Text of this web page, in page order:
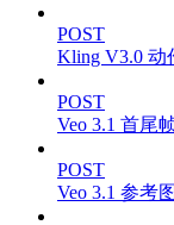
POST
Kling V3.0 动
POST
Veo 3.1 首尾
POST
Veo 3.1 参考